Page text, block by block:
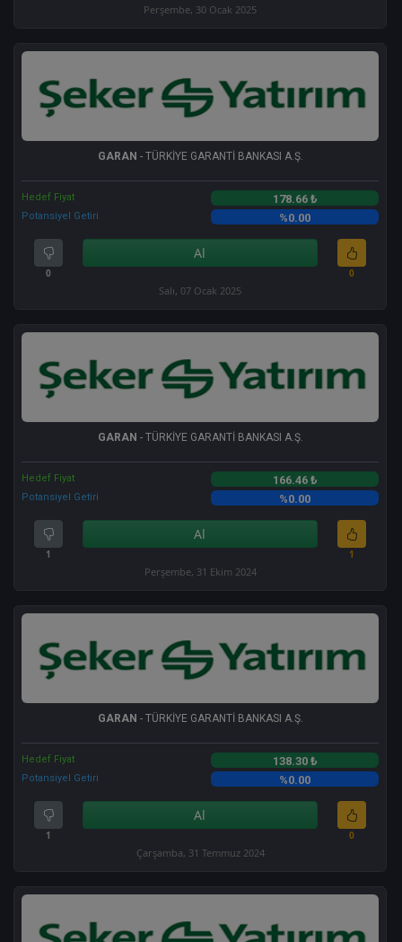
Perşembe, 30 Ocak 2025
GARAN - TÜRKİYE GARANTİ BANKASI A.Ş.
Hedef Fiyat 178.66 ₺
Potansiyel Getiri %0.00
0
Al
0
Salı, 07 Ocak 2025
GARAN - TÜRKİYE GARANTİ BANKASI A.Ş.
Hedef Fiyat 166.46 ₺
Potansiyel Getiri %0.00
1
Al
1
Perşembe, 31 Ekim 2024
GARAN - TÜRKİYE GARANTİ BANKASI A.Ş.
Hedef Fiyat 138.30 ₺
Potansiyel Getiri %0.00
1
Al
0
Çarşamba, 31 Temmuz 2024